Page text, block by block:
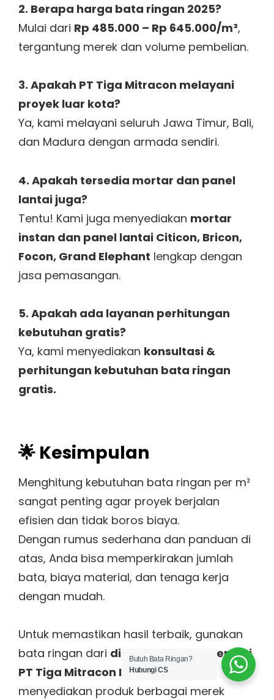
2. Berapa harga bata ringan 2025?
Mulai dari Rp 485.000 – Rp 645.000/m³,
tergantung merek dan volume pembelian.
3. Apakah PT Tiga Mitracon melayani
proyek luar kota?
Ya, kami melayani seluruh Jawa Timur, Bali,
dan Madura dengan armada sendiri.
4. Apakah tersedia mortar dan panel
lantai juga?
Tentu! Kami juga menyediakan mortar
instan dan panel lantai Citicon, Bricon,
Focon, Grand Elephant lengkap dengan
jasa pemasangan.
5. Apakah ada layanan perhitungan
kebutuhan gratis?
Ya, kami menyediakan konsultasi &
perhitungan kebutuhan bata ringan
gratis.
🌟 Kesimpulan
Menghitung kebutuhan bata ringan per m²
sangat penting agar proyek berjalan
efisien dan tidak boros biaya.
Dengan rumus sederhana dan panduan di
atas, Anda bisa memperkirakan jumlah
bata, biaya material, dan tenaga kerja
dengan mudah.
Untuk memastikan hasil terbaik, gunakan
bata ringan dari distributor resmi seperti
PT Tiga Mitracon Indonesia
menyediakan produk berbagai merek
Butuh Bata Ringan?
Hubungi CS